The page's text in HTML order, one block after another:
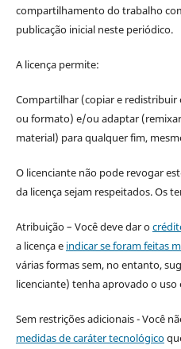
compartilhamento do trabalho
publicação inicial neste periódico.
A licença permite:
Compartilhar (copiar e
ou formato) e/ou adaptar
material) para qualquer fim,
O licenciante não pode revogar
da licença sejam respeitados. Os
Atribuição – Você deve dar o
a licença e indicar se foram feitas
várias formas sem, no entanto,
licenciante) tenha aprovado o uso
Sem restrições adicionais - Você
medidas de caráter tecnológico